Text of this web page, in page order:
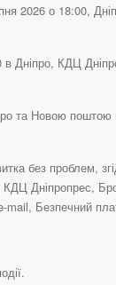
2026 о 18:00,
в Дніпро, КДЦ
та Новою поштою
без проблем,
КДЦ Дніпропрес,
Безпечний